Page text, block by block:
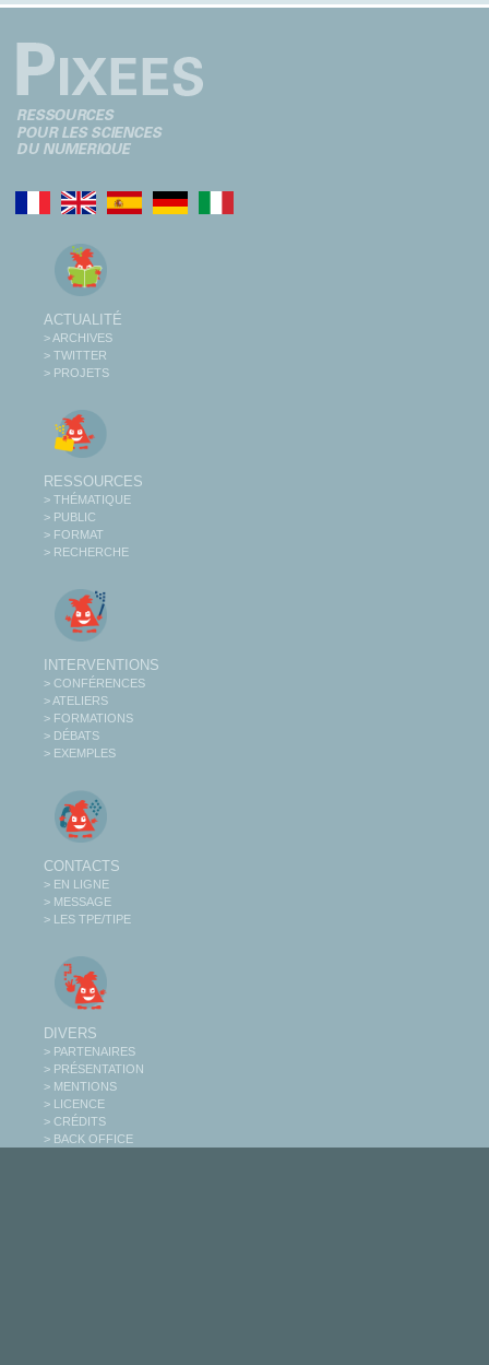
ACTUALITÉ
> ARCHIVES
> TWITTER
> PROJETS
RESSOURCES
> THÉMATIQUE
> PUBLIC
> FORMAT
> RECHERCHE
INTERVENTIONS
> CONFÉRENCES
> ATELIERS
> FORMATIONS
> DÉBATS
> EXEMPLES
CONTACTS
> EN LIGNE
> MESSAGE
> LES TPE/TIPE
DIVERS
> PARTENAIRES
> PRÉSENTATION
> MENTIONS
> LICENCE
> CRÉDITS
> BACK OFFICE